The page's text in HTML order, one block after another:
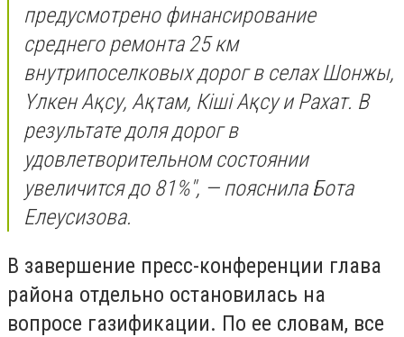
предусмотрено финансирование
среднего ремонта 25 км
внутрипоселковых дорог в селах Шонжы,
Үлкен Ақсу, Ақтам, Кіші Ақсу и Рахат. В
результате доля дорог в
удовлетворительном состоянии
увеличится до 81%", — пояснила Бота
Елеусизова.
В завершение пресс-конференции глава
района отдельно остановилась на
вопросе газификации. По ее словам, все